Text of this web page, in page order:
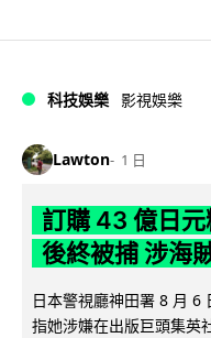
科技娛樂 影視娛樂
Lawton 1 日
訂購 43 億日
後終被捕 涉海
日本警視廳神田署 8 月 6
指她涉嫌在出版巨頭集英